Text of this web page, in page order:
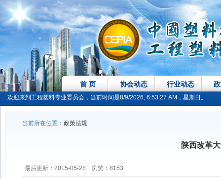
首 页 协会动态 行业动态
欢迎来到工程塑料专业委员会，当前时间是8/9/2026, 6:53:28 AM，星期日。
当前所在位置： 政策法规
陕西改革
最后更新：2015-05-28 浏览：8153